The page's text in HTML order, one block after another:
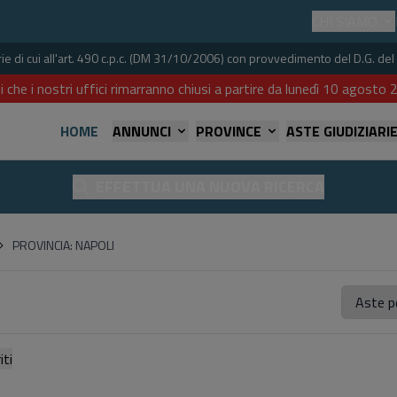
di cui all'art. 490 c.p.c. (DM 31/10/2006) con provvedimento del D.G.
i nostri uffici rimarranno chiusi a partire da lunedì 10
HOME
ANNUNCI PROVINCE ASTE GIUDIZIARIE
PROVINCIA: NAPOLI